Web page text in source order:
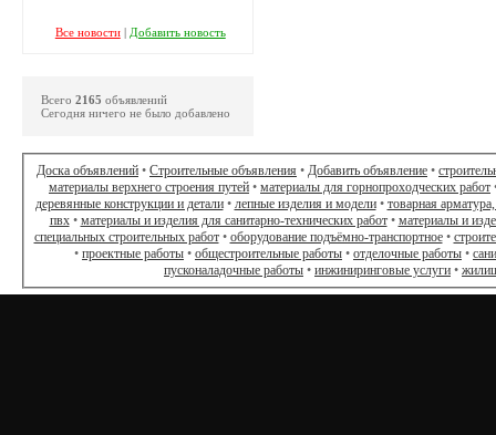
Все новости| Добавить новость
Всего 2165 объявлений
Сегодня ничего не было добавлено
Доска объявлений • Строительные объявления • Добавить объявление •
материалы верхнего строения путей • материалы для горнопроходческих работ
деревянные конструкции и детали• лепные изделия и модели• товарная
пвх• материалы и изделия для санитарно-технических работ• материалы и
специальных строительных работ• оборудование подъёмно-транспортное•
• проектные работы • общестроительные работы • отделочные работы •
пусконаладочные работы • инжиниринговые услуги •